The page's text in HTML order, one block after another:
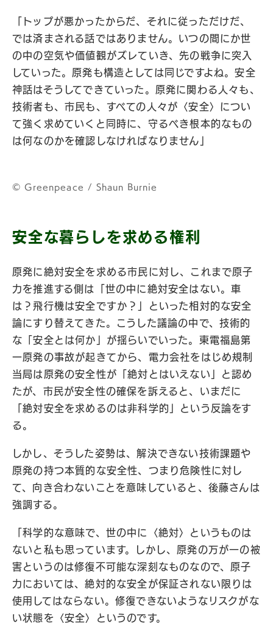
「トップが悪かったからだ、それに従っただけだ、
では済まされる話ではありません。いつの間にか世
の中の空気や価値観がズレていき、先の戦争に突入
していった。原発も構造としては同じですよね。安全
神話はそうしてできていった。原発に関わる人々も、
技術者も、市民も、すべての人々が〈安全〉につい
て強く求めていくと同時に、守るべき根本的なもの
は何なのかを確認しなければなりません」
© Greenpeace / Shaun Burnie
安全な暮らしを求める権利
原発に絶対安全を求める市民に対し、これまで原子
力を推進する側は「世の中に絶対安全はない。車
は？飛行機は安全ですか？」といった相対的な安全
論にすり替えてきた。こうした議論の中で、技術的
な「安全とは何か」が揺らいでいった。東電福島第
一原発の事故が起きてから、電力会社をはじめ規制
当局は原発の安全性が「絶対とはいえない」と認め
たが、市民が安全性の確保を訴えると、いまだに
「絶対安全を求めるのは非科学的」という反論をす
る。
しかし、そうした姿勢は、解決できない技術課題や
原発の持つ本質的な安全性、つまり危険性に対し
て、向き合わないことを意味していると、後藤さんは
強調する。
「科学的な意味で、世の中に〈絶対〉というものは
ないと私も思っています。しかし、原発の万が一の被
害というのは修復不可能な深刻なものなので、原子
力においては、絶対的な安全が保証されない限りは
使用してはならない。修復できないようなリスクがな
い状態を〈安全〉というのです。